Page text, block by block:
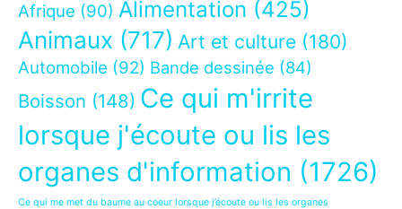
Afrique (90) Alimentation (425)
Animaux (717) Art et culture (180)
Automobile (92) Bande dessinée (84)
Boisson (148) Ce qui m'irrite
lorsque j'écoute ou lis les
organes d'information (1726)
Ce qui me met du baume au coeur lorsque j’écoute ou lis les organes